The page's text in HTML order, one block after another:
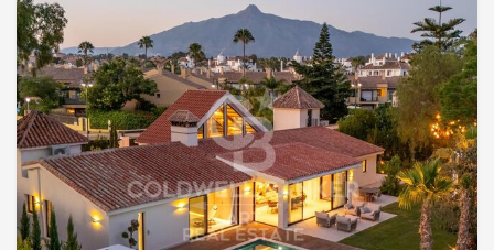
En el interior, una cocina de diseño totalmente equipada
será el centro del hogar, con una encimera de estilo
Silestone o similar, seleccionada por el director del
proyecto para asegurar estética y durabilidad. Una
lavandería independiente aportará un toque adicional de
practicidad, ofreciendo espacio extra para una vida diaria
cómoda. Una vez finalizada, esta villa se convertirá en un
auténtico refugio moderno que combina a la perfección
elegancia, comodidad y funcionalidad. #ref:CBSH884